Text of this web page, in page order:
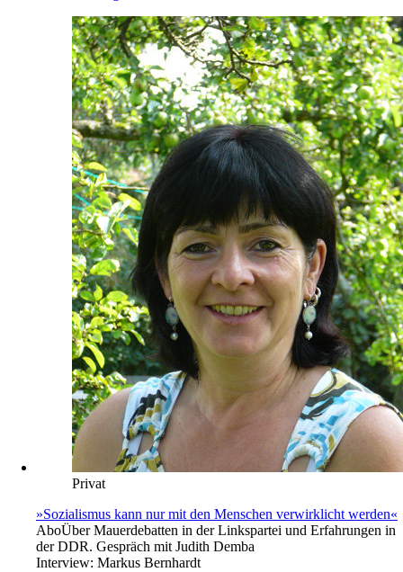
Privat
»Sozialismus kann nur mit den Menschen verwirklicht werden«
AboÜber Mauerdebatten in der Linkspartei und Erfahrungen in
der DDR. Gespräch mit Judith Demba
Interview: Markus Bernhardt